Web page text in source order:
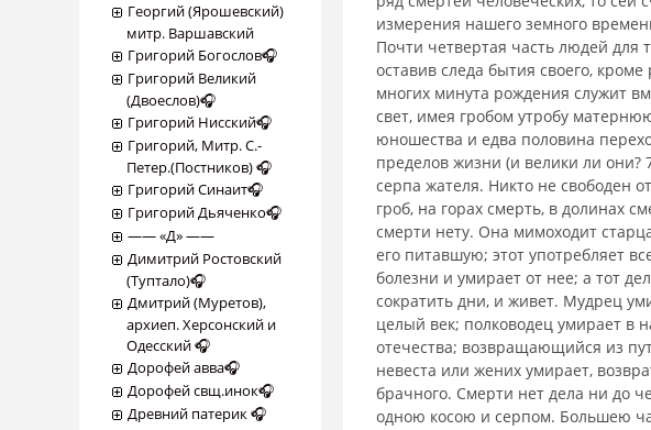
измере­ния нашего земного
Почти четвертая часть людей для
оставив следа бы­тия своего,
многих минута рождения служит
свет, имея гробом утробу
юношества и едва половина
пределов жизни (и велики ли они?
серпа жателя. Никто не свободен
гроб, на горах смерть, в долинах
смерти нету. Она мимоходит
его питавшую; этот употребляет
болезни и умирает от нее; а тот
сократить дни, и живет. Мудрец
целый век; полководец умирает в
отечества; возвращающийся из
невеста или жених умирает,
брачного. Смерти нет дела ни до
одною косою и серпом. Большею
Георгий (Ярошевский)
митр. Варшавский
Григорий Богослов🎧
Григорий Великий
(Двоеслов)🎧
Григорий Нисский🎧
Григорий, Митр. С.-
Петер.(Постников) 🎧
Григорий Синаит🎧
Григорий Дьяченко🎧
―― «Д» ――
Димитрий Ростовский
(Туптало)🎧
Дмитрий (Муретов),
архиеп. Херсонский и
Одесский 🎧
Дорофей авва🎧
Дорофей свщ.инок🎧
Древний патерик 🎧